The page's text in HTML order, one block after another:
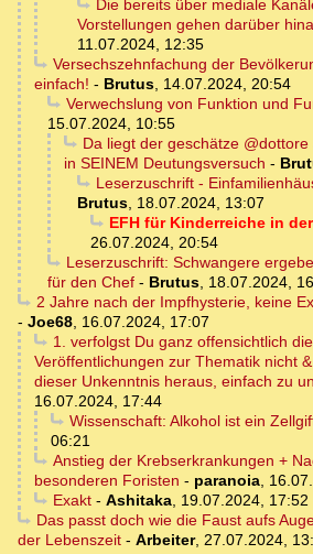
Die bereits über mediale
Vorstellungen gehen darüber
11.07.2024, 12:35
Versechszehnfachung der
einfach! - Brutus, 14.07.2024, 20:54
Verwechslung von Funktion und
15.07.2024, 10:55
Da liegt der geschätze
in SEINEM Deutungsversuch -
Leserzuschrift -
Brutus, 18.07.2024, 13:07
EFH für Kinderreiche in
26.07.2024, 20:54
Leserzuschrift: Schwangere
für den Chef - Brutus, 18.07.2024,
2 Jahre nach der Impfhysterie, keine
- Joe68, 16.07.2024, 17:07
1. verfolgst Du ganz offensichtlich
Veröffentlichungen zur Thematik nicht
dieser Unkenntnis heraus, einfach zu
16.07.2024, 17:44
Wissenschaft: Alkohol ist ein
06:21
Anstieg der Krebserkrankungen +
besonderen Foristen - paranoia,
Exakt- Ashitaka, 19.07.2024, 17:52
Das passt doch wie die Faust aufs
der Lebenszeit - Arbeiter, 27.07.2024,